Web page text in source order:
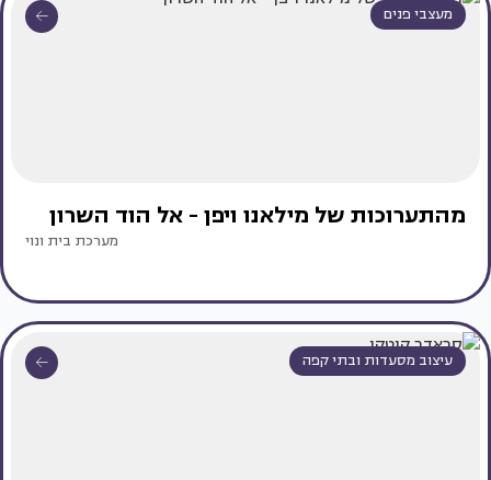
מעצבי פנים
מהתערוכות של מילאנו ויפן - אל הוד השרון
מערכת בית ונוי
עיצוב מסעדות ובתי קפה